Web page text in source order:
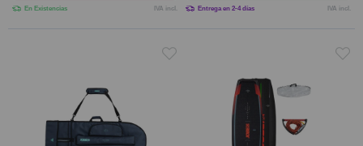
En Existencias IVA incl. Entrega en 2-4 días IVA incl.